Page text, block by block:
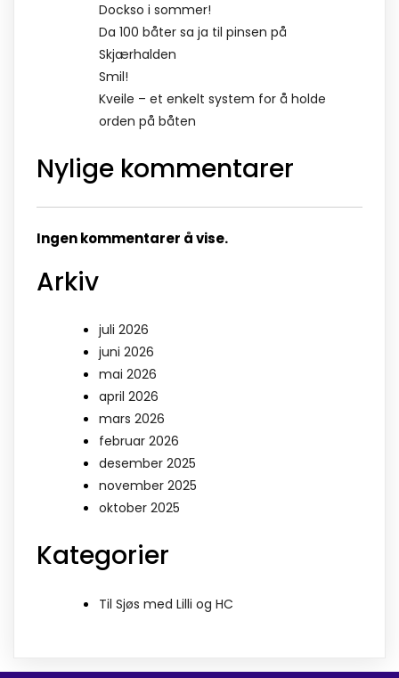
Dockso i sommer!
Da 100 båter sa ja til pinsen på
Skjærhalden
Smil!
Kveile – et enkelt system for å holde
orden på båten
Nylige kommentarer
Ingen kommentarer å vise.
Arkiv
juli 2026
juni 2026
mai 2026
april 2026
mars 2026
februar 2026
desember 2025
november 2025
oktober 2025
Kategorier
Til Sjøs med Lilli og HC